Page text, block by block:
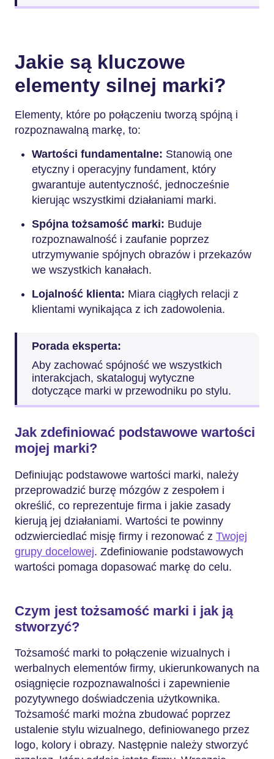
Jakie są kluczowe
elementy silnej marki?
Elementy, które po połączeniu tworzą spójną i
rozpoznawalną markę, to:
Wartości fundamentalne: Stanowią one
etyczny i operacyjny fundament, który
gwarantuje autentyczność, jednocześnie
kierując wszystkimi działaniami marki.
Spójna tożsamość marki: Buduje
rozpoznawalność i zaufanie poprzez
utrzymywanie spójnych obrazów i przekazów
we wszystkich kanałach.
Lojalność klienta: Miara ciągłych relacji z
klientami wynikająca z ich zadowolenia.
Porada eksperta:
Aby zachować spójność we wszystkich
interakcjach, skataloguj wytyczne
dotyczące marki w przewodniku po stylu.
Jak zdefiniować podstawowe wartości
mojej marki?
Definiując podstawowe wartości marki, należy
przeprowadzić burzę mózgów z zespołem i
określić, co reprezentuje firma i jakie zasady
kierują jej działaniami. Wartości te powinny
odzwierciedlać misję firmy i rezonować z Twojej
grupy docelowej. Zdefiniowanie podstawowych
wartości pomaga dopasować markę do celu.
Czym jest tożsamość marki i jak ją
stworzyć?
Tożsamość marki to połączenie wizualnych i
werbalnych elementów firmy, ukierunkowanych na
osiągnięcie rozpoznawalności i zapewnienie
pozytywnego doświadczenia użytkownika.
Tożsamość marki można zbudować poprzez
ustalenie stylu wizualnego, definiowanego przez
logo, kolory i obrazy. Następnie należy stworzyć